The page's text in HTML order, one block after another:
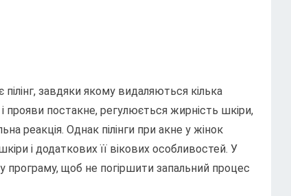
завдяки якому видаляються кілька
прояви постакне, регулюється жирність шкіри,
реакція. Однак пілінги при акне у жінок
і додаткових її вікових особливостей. У
програму, щоб не погіршити запальний процес